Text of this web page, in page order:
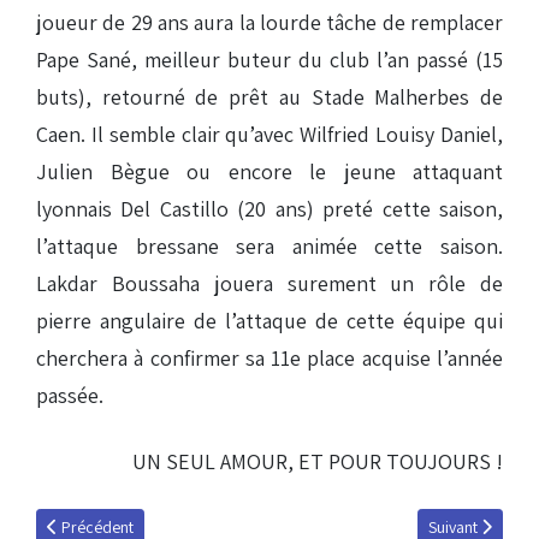
joueur de 29 ans aura la lourde tâche de remplacer
Pape Sané, meilleur buteur du club l’an passé (15
buts), retourné de prêt au Stade Malherbes de
Caen. Il semble clair qu’avec Wilfried Louisy Daniel,
Julien Bègue ou encore le jeune attaquant
lyonnais Del Castillo (20 ans) preté cette saison,
l’attaque bressane sera animée cette saison.
Lakdar Boussaha jouera surement un rôle de
pierre angulaire de l’attaque de cette équipe qui
cherchera à confirmer sa 11e place acquise l’année
passée.
UN SEUL AMOUR, ET POUR TOUJOURS !
Article précédent : L'After Racing, épisode 1
Précédent Article suivant :
Suivant